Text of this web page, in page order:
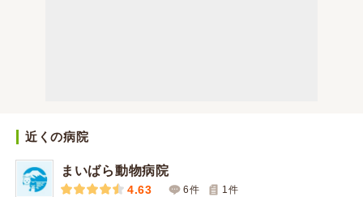
近くの病院
まいばら動物病院
4.63 6件 1 件